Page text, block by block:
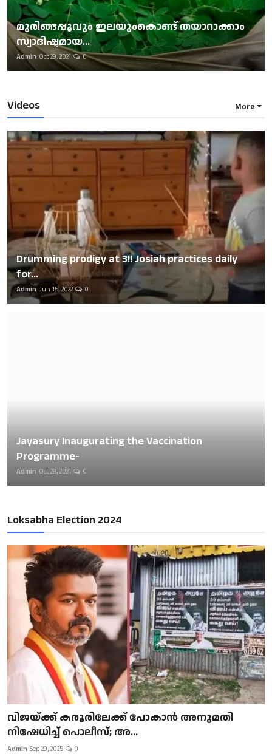
മുരിങ്ങപ്പൂവും ഇലയുംകൊണ്ട് തയാറാക്കാം
സ്വാദിഷ്ടമായ...
Admin Oct 29, 2021 0
Videos More
Drumming prodigy at 3!! Josiah practices daily
for...
Admin Jun 15, 2022 0
Jayasury Inaugurating the Vaccination
Programme-
Admin Oct 29, 2021 0
Loksabha Election 2024
വിജയ്ക്ക് കരൂരിലേക്ക് പോകാൻ അനുമതി
നിഷേധിച്ച് പൊലീസ്; അ...
Admin Sep 29, 2025 0